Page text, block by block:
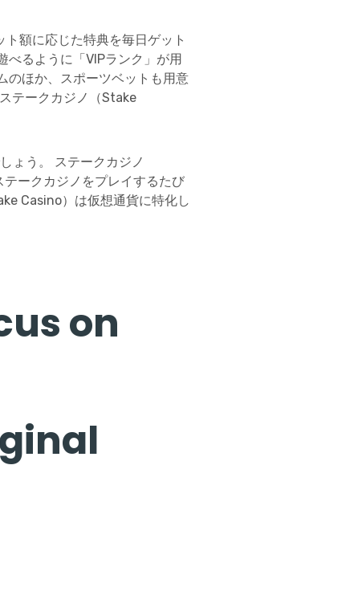
額に応じた特典を毎日ゲット
べるように「VIPランク」が用
のほか、スポーツベットも用意
テークカジノ（Stake
ょう。 ステークカジノ
テークカジノをプレイするたび
Casino）は仮想通貨に特化し
on